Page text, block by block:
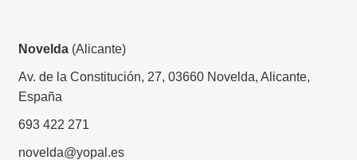
Novelda(Alicante)
Av. de la Constitución, 27, 03660 Novelda, Alicante,
España
693 422 271
novelda@yopal.es